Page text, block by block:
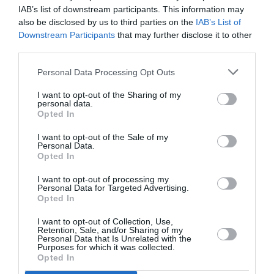
IAB’s list of downstream participants. This information may
also be disclosed by us to third parties on the IAB’s List of
Downstream Participants that may further disclose it to other
Personal Data Processing Opt Outs
I want to opt-out of the Sharing of my
personal data.
Opted In
I want to opt-out of the Sale of my
Personal Data.
Opted In
I want to opt-out of processing my
Personal Data for Targeted Advertising.
Opted In
I want to opt-out of Collection, Use,
Retention, Sale, and/or Sharing of my
Personal Data that Is Unrelated with the
Purposes for which it was collected.
Opted In
développement !
DERNIERS COMMENTAIRES
Aviation
Pointe‑à‑Pitre – Panama City : Air France ouvre un pont
aérien vers l’Amérique latine